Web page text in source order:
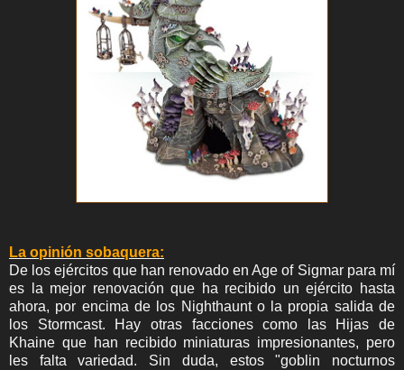
La opinión sobaquera:
De los ejércitos que han renovado en Age of Sigmar para mí
es la mejor renovación que ha recibido un ejército hasta
ahora, por encima de los Nighthaunt o la propia salida de
los Stormcast. Hay otras facciones como las Hijas de
Khaine que han recibido miniaturas impresionantes, pero
les falta variedad. Sin duda, estos "goblin nocturnos